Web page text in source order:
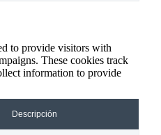
to provide visitors with
These cookies track
information to provide
Descripción